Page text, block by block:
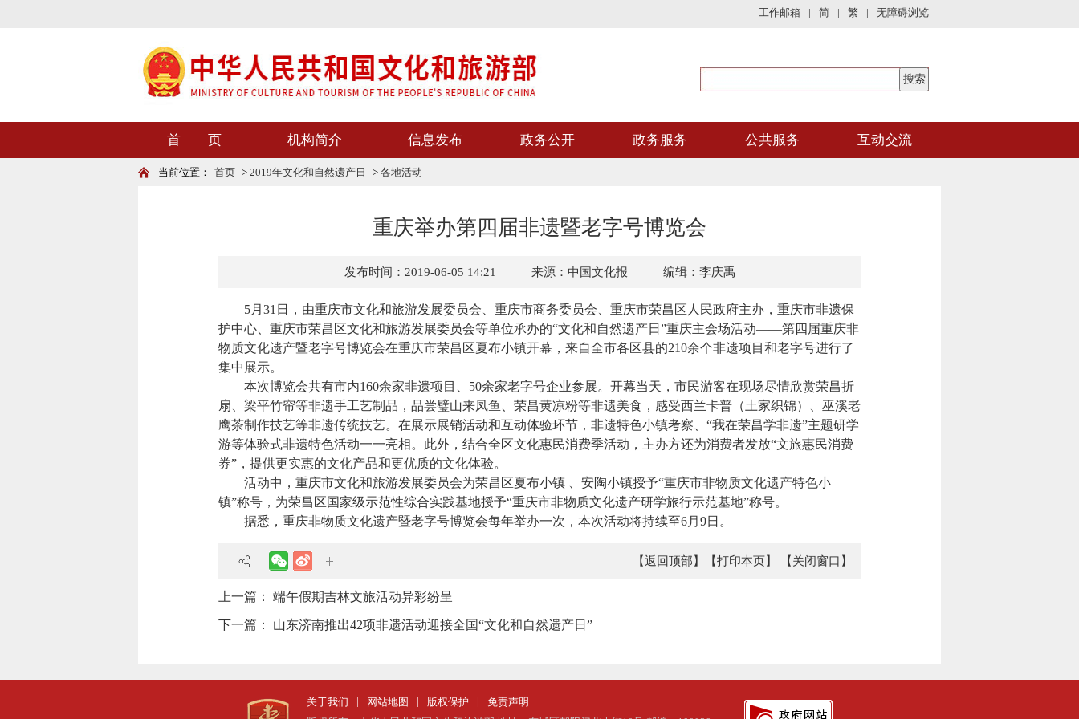
工作邮箱 | 简 | 繁 | 无障碍浏览
首 页 机构简介 信息发布 政务公开 政务服务 公共服务 互动交流
当前位置： 首页 > 2019年文化和自然遗产日 > 各地活动
重庆举办第四届非遗暨老字号博览会
发布时间：2019-06-05 14:21 来源：中国文化报 编辑：李庆禹
5月31日，由重庆市文化和旅游发展委员会、重庆市商务委员会、重庆市荣昌区人民政府主办，重庆市非遗保
护中心、重庆市荣昌区文化和旅游发展委员会等单位承办的“文化和自然遗产日”重庆主会场活动——第四届重庆非
物质文化遗产暨老字号博览会在重庆市荣昌区夏布小镇开幕，来自全市各区县的210余个非遗项目和老字号进行了
集中展示。
本次博览会共有市内160余家非遗项目、50余家老字号企业参展。开幕当天，市民游客在现场尽情欣赏荣昌折
扇、梁平竹帘等非遗手工艺制品，品尝璧山来凤鱼、荣昌黄凉粉等非遗美食，感受西兰卡普（土家织锦）、巫溪老
鹰茶制作技艺等非遗传统技艺。在展示展销活动和互动体验环节，非遗特色小镇考察、“我在荣昌学非遗”主题研学
游等体验式非遗特色活动一一亮相。此外，结合全区文化惠民消费季活动，主办方还为消费者发放“文旅惠民消费
券”，提供更实惠的文化产品和更优质的文化体验。
活动中，重庆市文化和旅游发展委员会为荣昌区夏布小镇 、安陶小镇授予“重庆市非物质文化遗产特色小
镇”称号，为荣昌区国家级示范性综合实践基地授予“重庆市非物质文化遗产研学旅行示范基地”称号。
据悉，重庆非物质文化遗产暨老字号博览会每年举办一次，本次活动将持续至6月9日。
【返回顶部】 【打印本页】 【关闭窗口】
上一篇： 端午假期吉林文旅活动异彩纷呈
下一篇： 山东济南推出42项非遗活动迎接全国“文化和自然遗产日”